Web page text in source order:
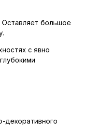
Оставляет большое
с явно
декоративного